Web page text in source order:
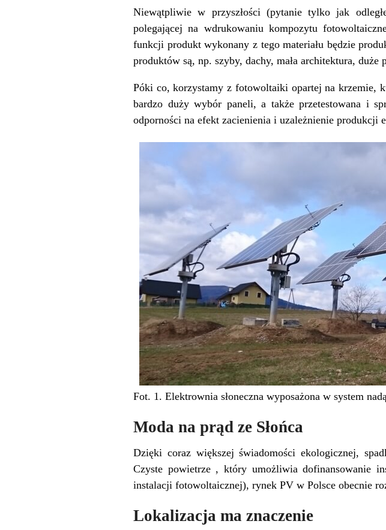
Niewątpliwie w przyszłości (pytanie tylko jak
polegającej na wdrukowaniu kompozytu
funkcji produkt wykonany z tego materiału będzie
produktów są, np. szyby, dachy, mała architektura,
Póki co, korzystamy z fotowoltaiki opartej na krzemie,
bardzo duży wybór paneli, a także przetestowana i
odporności na efekt zacienienia i uzależnienie
Fot. 1. Elektrownia słoneczna wyposażona w system
Moda na prąd ze Słońca
Dzięki coraz większej świadomości ekologicznej,
Czyste powietrze , który umożliwia dofinansowanie
instalacji fotowoltaicznej), rynek PV w Polsce obecnie
Lokalizacja ma znaczenie